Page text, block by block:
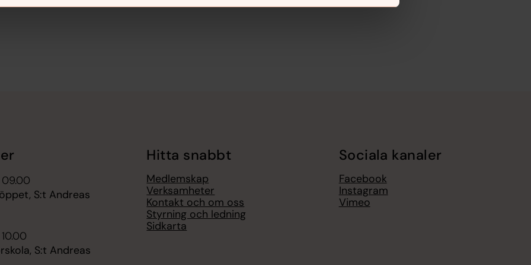
S:t Andreas
S:t Andreas
Hitta snabbt
Medlemskap
Verksamheter
Kontakt och om oss
Styrning och ledning
Sidkarta
Sociala kanaler
Facebook
Instagram
Vimeo